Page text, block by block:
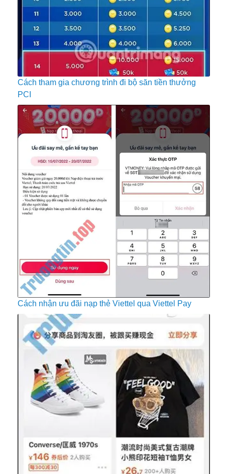
Cách tham gia chương trình đi bộ săn tiền thưởng
PCI
Cách nhận ưu đãi nạp thẻ Viettel qua Viettel Pay